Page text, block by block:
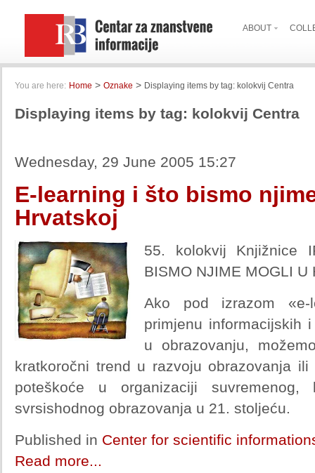
ABOUT
You are here: Home > Oznake > Displaying items by tag: kolokvij Centra
Displaying items by tag: kolokvij Centra
Wednesday, 29 June 2005 15:27
E-learning i što bismo
Hrvatskoj
55. kolokvij Knjižnice
BISMO NJIME MOGLI U
Ako pod izrazom «e-
primjenu informacijskih
u obrazovanju,
kratkoročni trend u razvoju obrazovanja
poteškoće u organizaciji suvremenog,
svrsishodnog obrazovanja u 21. stoljeću.
Published in Center for scientific
Read more...